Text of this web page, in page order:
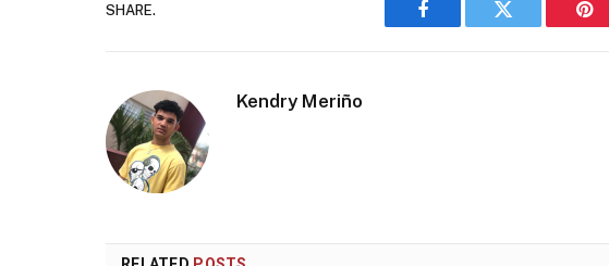
SHARE.
Facebook Twitter
Kendry Meriño